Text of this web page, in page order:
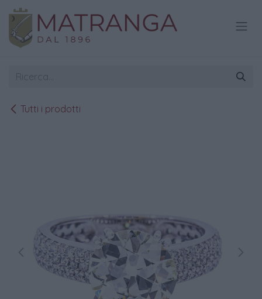
Passa al contenuto
Tutti i prodotti